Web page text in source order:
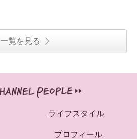
一覧を見る
ライフスタイル
プロフィール